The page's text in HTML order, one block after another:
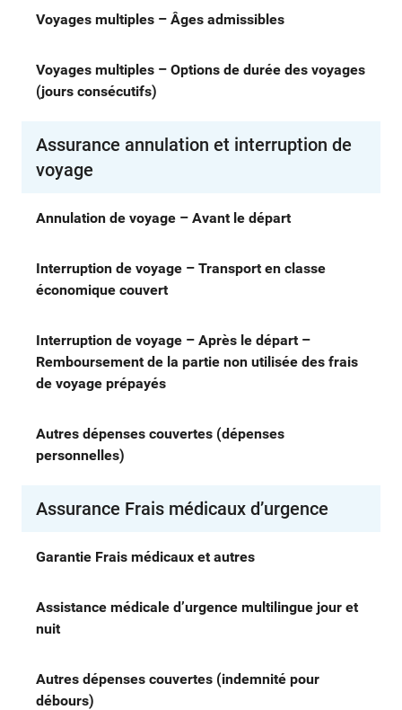
Voyages multiples – Âges admissibles
Voyages multiples – Options de durée des voyages
(jours consécutifs)
Assurance annulation et interruption de
voyage
Annulation de voyage – Avant le départ
Interruption de voyage – Transport en classe
économique couvert
Interruption de voyage – Après le départ –
Remboursement de la partie non utilisée des frais
de voyage prépayés
Autres dépenses couvertes (dépenses
personnelles)
Assurance Frais médicaux d’urgence
Garantie Frais médicaux et autres
Assistance médicale d’urgence multilingue jour et
nuit
Autres dépenses couvertes (indemnité pour
débours)